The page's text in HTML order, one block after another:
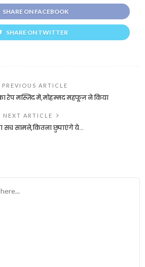
SHARE ON FACEBOOK
SHARE ON TWITTER
PREVIOUS ARTICLE
रेप मस्जिद में,मोहम्मद महफूज़ ने किया
NEXT ARTICLE
सच सामने,कितना छुपाएंगे ये…